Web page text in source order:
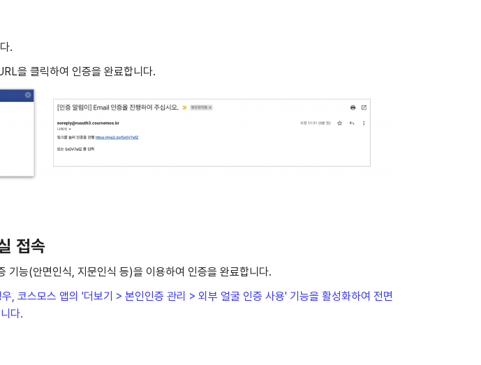
.
을 클릭하여 인증을 완료합니다.
접속
기능(안면인식, 지문인식 등)을 이용하여 인증을 완료합니다.
, 코스모스 앱의 '더보기 > 본인인증 관리 > 외부 얼굴 인증 사용' 기능을 활성화하여 전면
다.